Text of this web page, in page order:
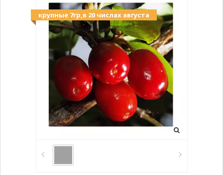
крупные 7гр,в 20 числах августа